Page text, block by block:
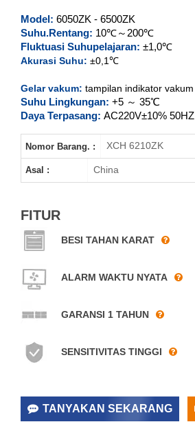
XCH-6500ZK
Model: 6050ZK - 6500ZK
Suhu.Rentang: 10℃～200℃
Fluktuasi Suhupelajaran: ±1,0℃
Akurasi Suhu: ±0,1℃
Gelar vakum: tampilan indikator vakum
Suhu Lingkungan: +5 ～ 35℃
Daya Terpasang: AC220V±10% 50HZ
Nomor Barang. : XCH 6210ZK
Asal : China
FITUR
BESI TAHAN KARAT
ALARM WAKTU NYATA
GARANSI 1 TAHUN
SENSITIVITAS TINGGI
TANYAKAN SEKARANG